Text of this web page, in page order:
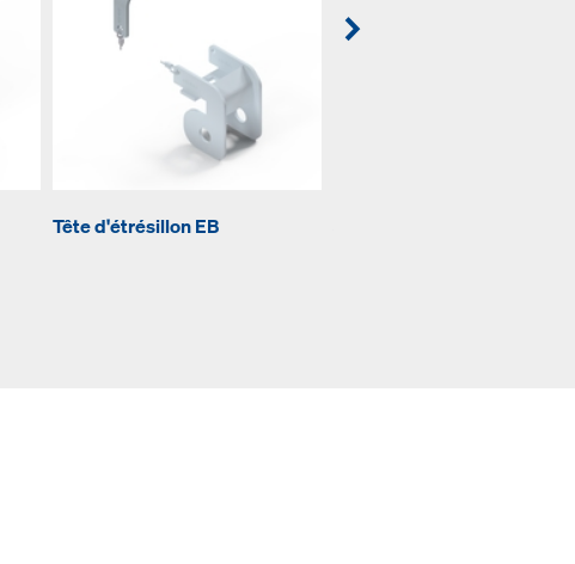
Tête d'étrésillon EB